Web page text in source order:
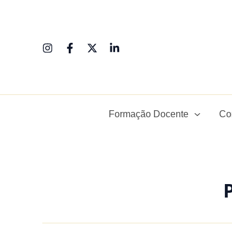
Formação Docente